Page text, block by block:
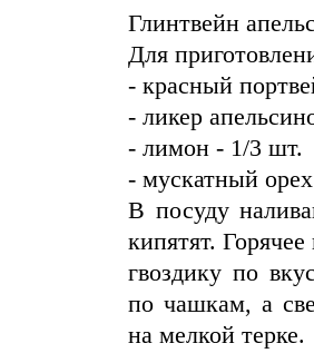
Глинтвейн
Для
- красный
- ликер
- лимон - 1/3 шт.
- мускатный
В посуду
кипятят.
гвоздику по
по чашкам, а
на мелкой терке.